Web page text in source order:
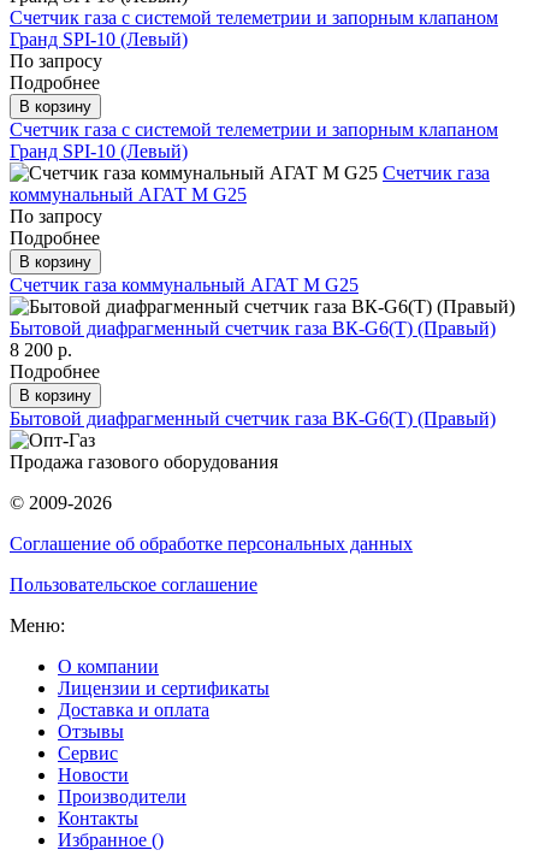
Счетчик газа с системой телеметрии и запорным клапаном
Гранд SPI-10 (Левый)
По запросу
Подробнее
В корзину
Счетчик газа с системой телеметрии и запорным клапаном
Гранд SPI-10 (Левый)
Счетчик газа
коммунальный АГАТ М G25
По запросу
Подробнее
В корзину
Счетчик газа коммунальный АГАТ М G25
Бытовой диафрагменный счетчик газа ВК-G6(Т) (Правый)
8 200 р.
Подробнее
В корзину
Бытовой диафрагменный счетчик газа ВК-G6(Т) (Правый)
Продажа газового оборудования
© 2009-2026
Соглашение об обработке персональных данных
Пользовательское соглашение
Меню:
О компании
Лицензии и сертификаты
Доставка и оплата
Отзывы
Сервис
Новости
Производители
Контакты
Избранное ()